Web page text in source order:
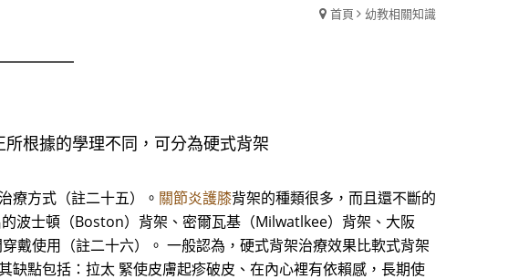
首頁 幼教相關知識
根據的學理不同，可分為硬式背架
療方式（註二十五）。 關節炎護膝背架的種類很多，而且還不斷的
波士頓（Boston）背架、密爾瓦基（Milwatlkee）背架、大阪
戴使用（註二十六）。 一般認為，硬式背架治療效果比軟式背架
點包括：拉太 緊使皮膚起疹破皮、在內心裡有依賴感，長期使